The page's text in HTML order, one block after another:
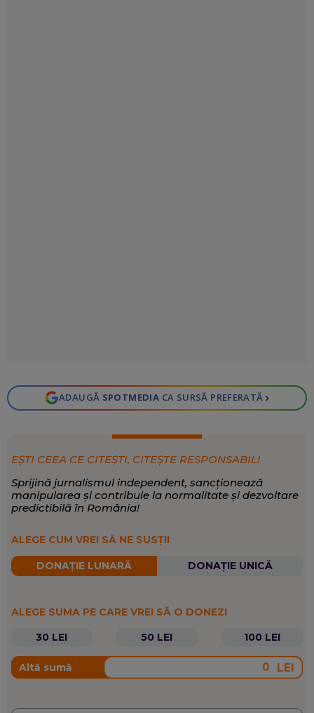
ADAUGĂ SPOTMEDIA CA SURSĂ PREFERATĂ ›
EȘTI CEEA CE CITEȘTI, CITEȘTE RESPONSABIL!
Sprijină jurnalismul independent, sancționează
manipularea și contribuie la normalitate și dezvoltare
predictibilă în România!
ALEGE CUM VREI SĂ NE SUSȚII
DONAȚIE LUNARĂ DONAȚIE UNICĂ
ALEGE SUMA PE CARE VREI SĂ O DONEZI
30 LEI
50 LEI 100 LEI
Altă sumă LEI